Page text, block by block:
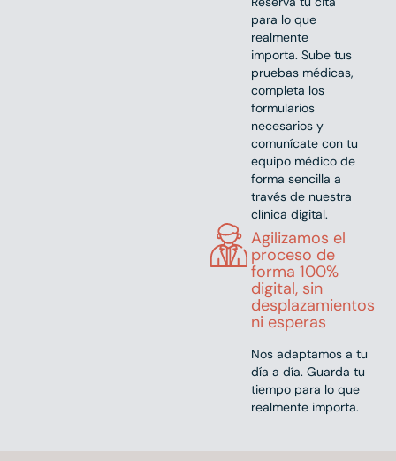
para lo que
realmente
importa. Sube tus
pruebas médicas,
completa los
formularios
necesarios y
comunícate con tu
equipo médico de
forma sencilla a
través de nuestra
clínica digital.
Agilizamos el
proceso de
forma 100%
digital, sin
desplazamientos
ni esperas
Nos adaptamos a tu
día a día. Guarda tu
tiempo para lo que
realmente importa.